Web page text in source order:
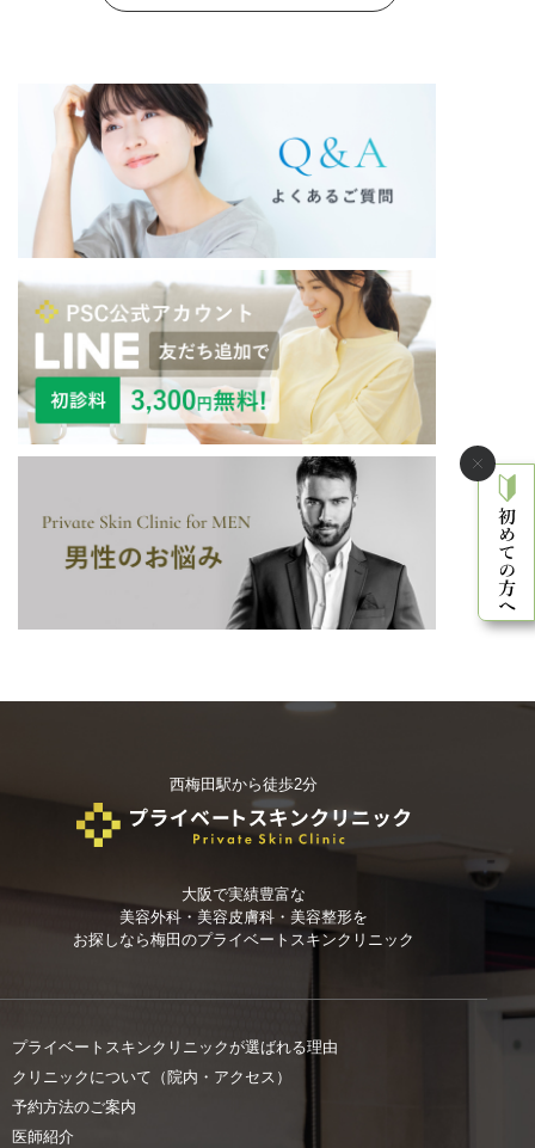
西梅田駅から徒歩2分
大阪で実績豊富な
美容外科・美容皮膚科・美容整形を
お探しなら梅田のプライベートスキンクリニック
プライベートスキンクリニックが選ばれる理由
クリニックについて（院内・アクセス）
予約方法のご案内
医師紹介